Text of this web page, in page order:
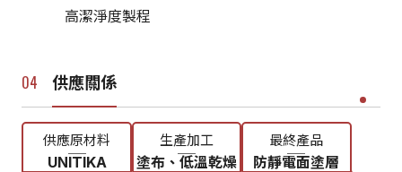
高潔淨度製程
供應關係
供應原材料
UNITIKA
生產加工
塗布、低溫乾燥
最終產品
防靜電面塗層